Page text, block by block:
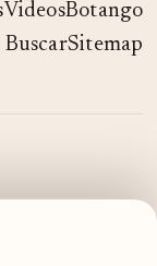
VideosBotango
BuscarSitemap